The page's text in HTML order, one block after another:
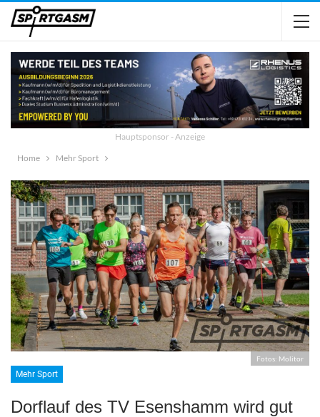
Hauptsponsor - Anzeige
Home
Mehr Sport
Fotos: Molitor
Mehr Sport
Dorflauf des TV Esenshamm wird gut